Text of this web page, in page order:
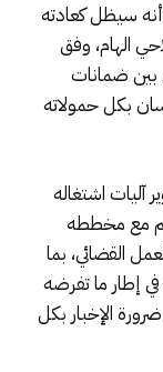
سيظل كعادته
الهام، وفق
بين ضمانات
بكل حمولاته
اشتغاله
مع مخططه
القضائي، بما
إطار ما تفرضه
الإخبار بكل